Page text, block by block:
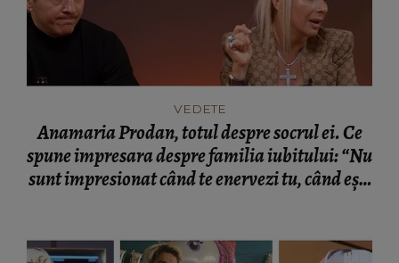
VEDETE
Anamaria Prodan, totul despre socrul ei. Ce
spune impresara despre familia iubitului: “Nu
sunt impresionat când te enervezi tu, când ești